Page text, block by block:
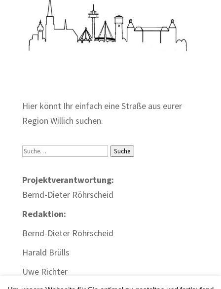
Hier könnt Ihr einfach eine Straße aus eurer
Region Willich suchen.
Suche Suche
Projektverantwortung:
Bernd-Dieter Röhrscheid
Redaktion:
Bernd-Dieter Röhrscheid
Harald Brülls
Uwe Richter